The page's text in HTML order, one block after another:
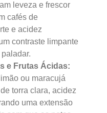
leveza e frescor
cafés de
e acidez
contraste limpante
e Frutas Ácidas:
ou maracujá
torra clara, acidez
uma extensão